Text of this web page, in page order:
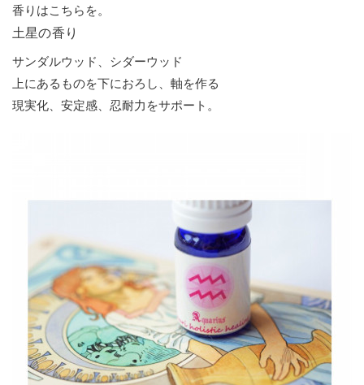
香りはこちらを。
土星の香り
サンダルウッド、シダーウッド
上にあるものを下におろし、軸を作る
現実化、安定感、忍耐力をサポート。